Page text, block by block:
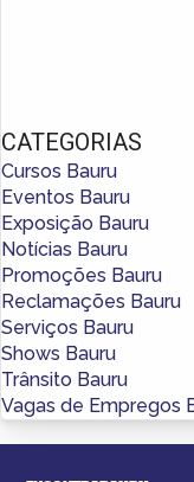
CATEGORIAS
Cursos Bauru
Eventos Bauru
Exposição Bauru
Notícias Bauru
Promoções Bauru
Reclamações Bauru
Serviços Bauru
Shows Bauru
Trânsito Bauru
Vagas de Empregos